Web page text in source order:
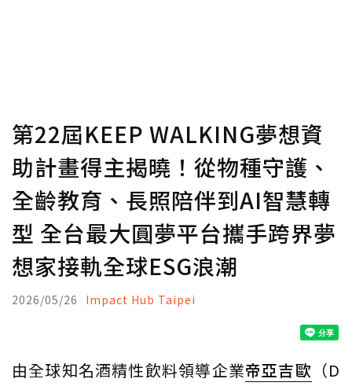
第22屆KEEP WALKING夢想資
助計畫得主揭曉！從物種守護、
全齡教育、長照陪伴到AI智慧轉
型 全台最大圓夢平台攜手跨界夢
想家接軌全球ESG浪潮
2026/05/26 Impact Hub Taipei
由全球知名酒精性飲料領導企業帝亞吉歐 （D